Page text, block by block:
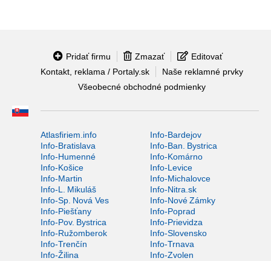
Pridať firmu Zmazať
Editovať
Kontakt, reklama / Portaly.sk
Naše reklamné prvky
Všeobecné obchodné podmienky
Atlasfiriem.info
Info-Bardejov
Info-Bratislava
Info-Ban. Bystrica
Info-Humenné
Info-Komárno
Info-Košice
Info-Levice
Info-Martin
Info-Michalovce
Info-L. Mikuláš
Info-Nitra.sk
Info-Sp. Nová Ves
Info-Nové Zámky
Info-Piešťany
Info-Poprad
Info-Pov. Bystrica
Info-Prievidza
Info-Ružomberok
Info-Slovensko
Info-Trenčín
Info-Trnava
Info-Žilina
Info-Zvolen